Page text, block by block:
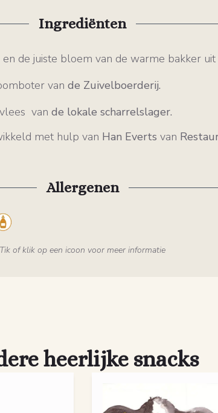
Ingrediënten
de juiste bloem van de warme bakker
van de Zuivelboerderij.
van de lokale scharrelslager.
met hulp van Han Everts van
Allergenen
Tik of klik op een icoon voor meer informatie
heerlijke snacks